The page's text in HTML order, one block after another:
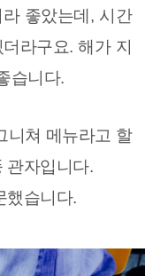
좋았는데, 시간
라구요. 해가 지
습니다.
니쳐 메뉴라고 할
관자입니다.
했습니다.